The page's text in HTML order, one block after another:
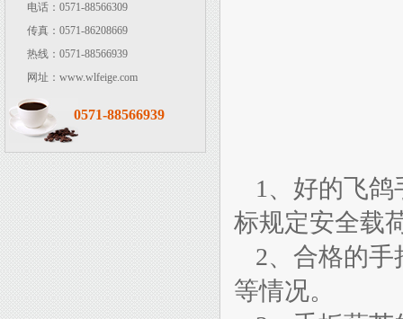
电话：0571-88566309
传真：0571-86208669
热线：0571-88566939
网址：www.wlfeige.com
0571-88566939
1、好的飞
标规定安全载
2、合格的
等情况。